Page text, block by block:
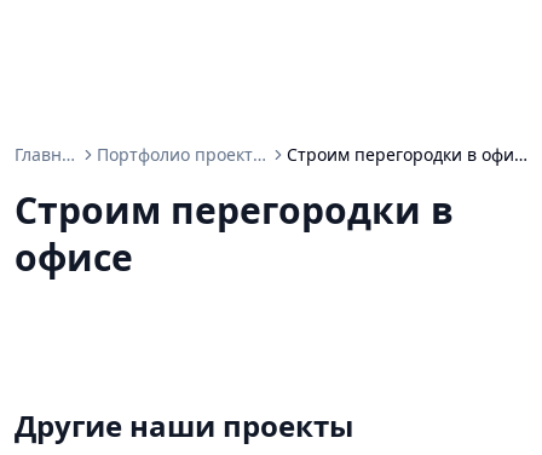
Главная Портфолио проектов Строим перегородки в офисе
Строим перегородки в
офисе
Другие наши проекты